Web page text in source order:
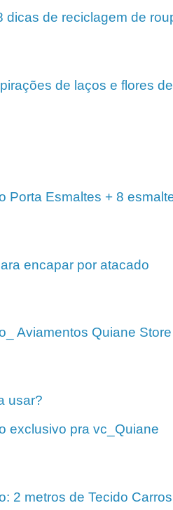
dicas de reciclagem de
de laços e flores
Porta Esmaltes + 8
encapar por atacado
Aviamentos Quiane Store
usar?
exclusivo pra vc_Quiane
2 metros de Tecido Carros